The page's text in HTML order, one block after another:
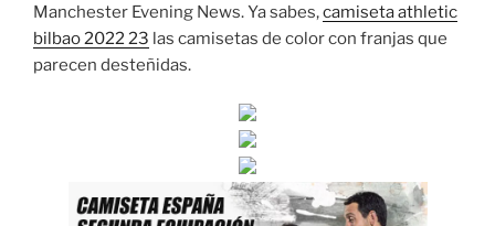
Manchester Evening News. Ya sabes,camiseta athletic
bilbao 2022 23 las camisetas de color con franjas que
parecen desteñidas.